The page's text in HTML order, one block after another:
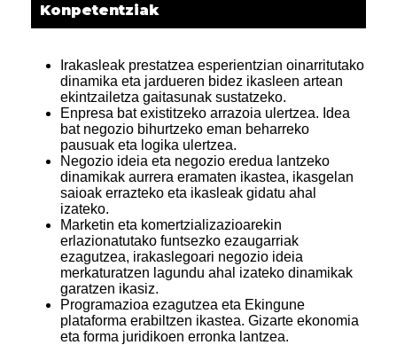
Konpetentziak
Irakasleak prestatzea esperientzian oinarritutako
dinamika eta jardueren bidez ikasleen artean
ekintzailetza gaitasunak sustatzeko.
Enpresa bat existitzeko arrazoia ulertzea. Idea
bat negozio bihurtzeko eman beharreko
pausuak eta logika ulertzea.
Negozio ideia eta negozio eredua lantzeko
dinamikak aurrera eramaten ikastea, ikasgelan
saioak errazteko eta ikasleak gidatu ahal
izateko.
Marketin eta komertzializazioarekin
erlazionatutako funtsezko ezaugarriak
ezagutzea, irakaslegoari negozio ideia
merkaturatzen lagundu ahal izateko dinamikak
garatzen ikasiz.
Programazioa ezagutzea eta Ekingune
plataforma erabiltzen ikastea. Gizarte ekonomia
eta forma juridikoen erronka lantzea.